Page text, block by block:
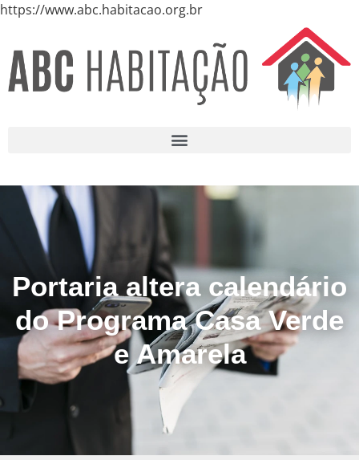
https://www.abc.habitacao.org.br
Portaria altera calendário
do Programa Casa Verde
e Amarela